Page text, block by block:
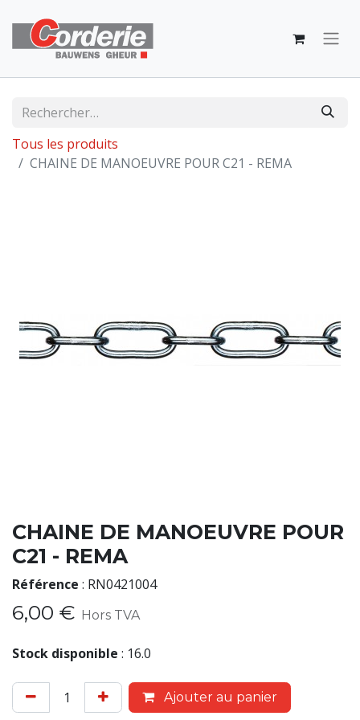
Tous les produits
CHAINE DE MANOEUVRE POUR C21 - REMA
CHAINE DE MANOEUVRE POUR
C21 - REMA
Référence : RN0421004
6,00 € Hors TVA
Stock disponible : 16.0
Ajouter au panier